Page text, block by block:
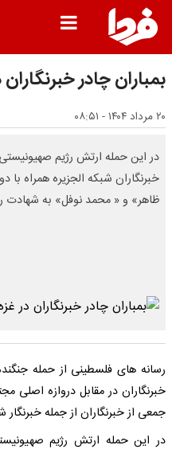
بمباران چادر
۲۰ مرداد ۱۴۰۴ - ۰۸:۵۱
در این حمله ارتش رژیم
خبرنگاران شبکه الجزیره همراه با
ظاهر» و « محمد نوفل» به شهادت
رسانه های فلسطینی از حمله
خبرنگاران در مقابل دروازه اصلی
جمعی از خبرنگاران از جمله خبرنگار
در این حمله ارتش رژیم